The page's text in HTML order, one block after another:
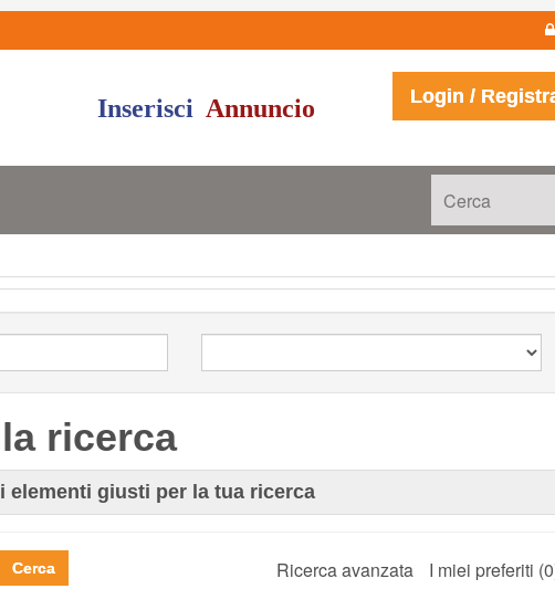
Inserisci Annuncio Login /
ricerca
elementi giusti per la tua ricerca
Cerca Ricerca avanzata I miei preferiti